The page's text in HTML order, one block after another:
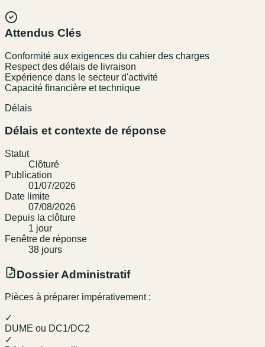
Attendus Clés
Conformité aux exigences du cahier des charges
Respect des délais de livraison
Expérience dans le secteur d'activité
Capacité financière et technique
Délais
Délais et contexte de réponse
Statut
Clôturé
Publication
01/07/2026
Date limite
07/08/2026
Depuis la clôture
1 jour
Fenêtre de réponse
38 jours
Dossier Administratif
Pièces à préparer impérativement :
✓
DUME ou DC1/DC2
✓